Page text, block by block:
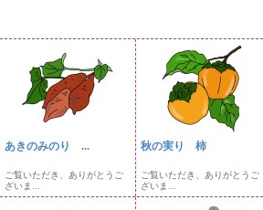
あきのみのり ...
ご覧いただき、ありがとうご
ざいま...
秋の実り 柿
ご覧いただき、ありがとうご
ざいま...